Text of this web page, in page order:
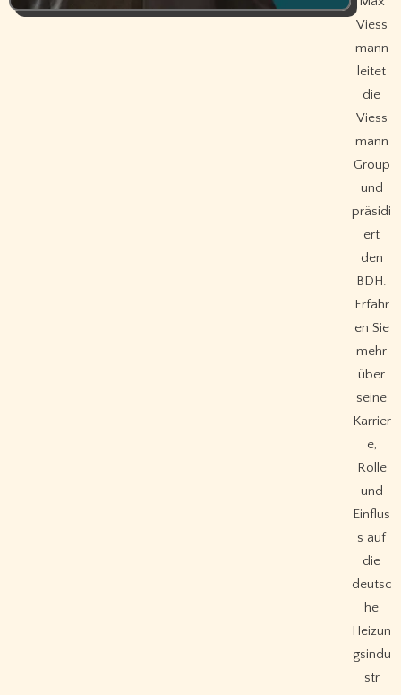
Viess
mann
leitet
die
Viess
mann
Group
und
präsidi
ert
den
BDH.
Erfahr
en Sie
mehr
über
seine
Karrier
e,
Rolle
und
Einflus
s auf
die
deutsc
he
Heizun
gsindu
str